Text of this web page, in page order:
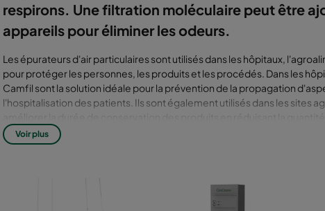
respirons. Une filtration moléculaire peut être
appareils pour éliminer les odeurs.
Les épurateurs d'air particulaires sont utilisés dans les hôpitaux,
pour protéger les personnes, les produits et les procédés. Dans les
Camfil sont la solution idéale pour la prévention de la propagation
l'hospitalisation des patients. Ils sont également utilisés dans les sites
améliorer la durée de conservation des produits en réduisant la quantité
ainsi que pour transformer une zone sensible en zone ultra-sensible.
fonctionnement de vos services qualité, santé et protection. Dans les
poussières. La protection de la qualité de vos produits est essentielle
clients, les épurateurs Camfil peuvent éliminer les poussières qui se
Voir plus